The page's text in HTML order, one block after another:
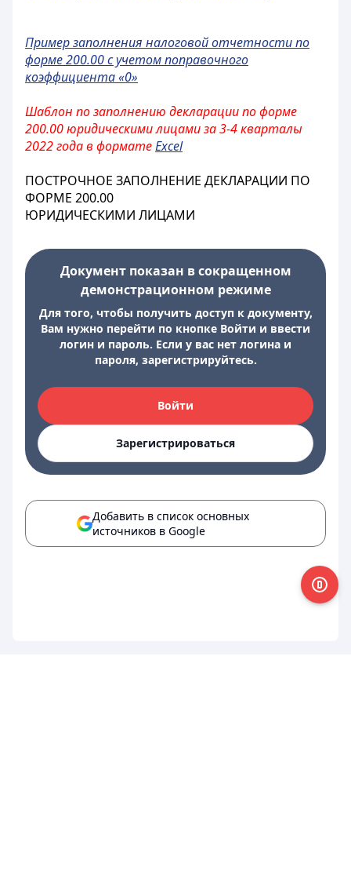
Пример заполнения налоговой отчетности по
форме 200.00 с учетом поправочного
коэффициента «0»
Шаблон по заполнению декларации по форме
200.00 юридическими лицами за 3-4 кварталы
2022 года в форматеExcel
ПОСТРОЧНОЕ ЗАПОЛНЕНИЕ ДЕКЛАРАЦИИ ПО
ФОРМЕ 200.00
ЮРИДИЧЕСКИМИ ЛИЦАМИ
Документ показан в сокращенном
демонстрационном режиме
Для того, чтобы получить доступ к документу,
Вам нужно перейти по кнопке Войти и ввести
логин и пароль. Если у вас нет логина и
пароля, зарегистрируйтесь.
Войти
Зарегистрироваться
Добавить в список основных
источников в Google